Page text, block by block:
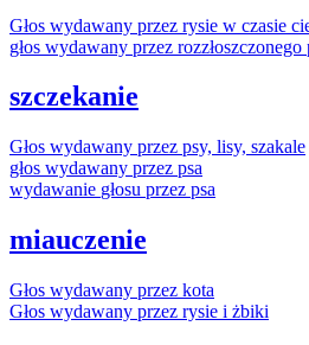
Głos wydawany przez rysie w czasie
głos wydawany przez rozzłoszczonego
szczekanie
Głos wydawany przez psy, lisy, szakale
głos wydawany przez psa
wydawanie głosu przez psa
miauczenie
Głos wydawany przez kota
Głos wydawany przez rysie i żbiki